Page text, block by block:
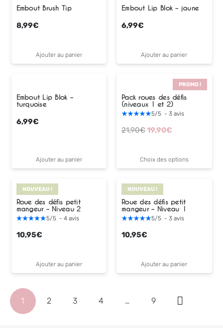
Embout Brush Tip
8,99€
Ajouter au panier
Embout Lip Blok – jaune
6,99€
Ajouter au panier
Embout Lip Blok –
turquoise
6,99€
Ajouter au panier
PROMO !
Pack roues des défis
(niveaux 1 et 2)
5/5 - 3 avis
21,90€Le
était :
19,90€
est :
Choix des options
NOUVEAU !
Roue des défis petit
mangeur – Niveau 2
5/5 - 4 avis
10,95€
Ajouter au panier
NOUVEAU !
Roue des défis petit
mangeur – Niveau 1
5/5 - 3 avis
10,95€
Ajouter au panier
1 2 3 4 … 9